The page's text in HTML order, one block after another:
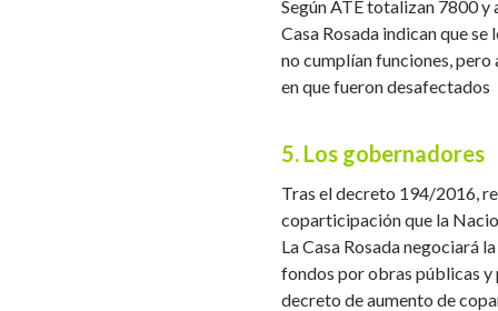
Según ATE totalizan 7800 y
Casa Rosada indican que
no cumplían funciones,
en que fueron desafectados
5. Los gobernadores
Tras el decreto 194/2016,
coparticipación que la
La Casa Rosada negociará
fondos por obras públicas y
decreto de aumento de